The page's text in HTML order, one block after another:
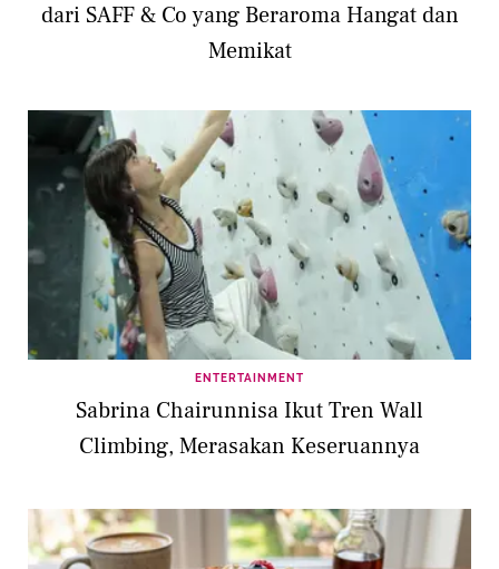
dari SAFF & Co yang Beraroma Hangat dan
Memikat
ENTERTAINMENT
Sabrina Chairunnisa Ikut Tren Wall
Climbing, Merasakan Keseruannya